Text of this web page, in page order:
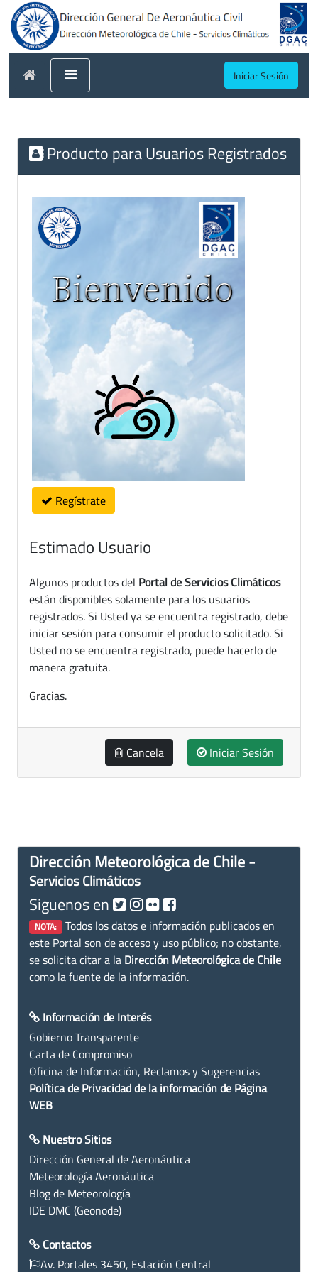
Iniciar Sesión
Producto para Usuarios Registrados
Regístrate
Estimado Usuario
Algunos productos del Portal de Servicios Climáticos
están disponibles solamente para los usuarios
registrados. Si Usted ya se encuentra registrado, debe
iniciar sesión para consumir el producto solicitado. Si
Usted no se encuentra registrado, puede hacerlo de
manera gratuita.
Gracias.
Cancela Iniciar Sesión
Dirección Meteorológica de Chile -
Servicios Climáticos
Siguenos en
NOTA: Todos los datos e información publicados en
este Portal son de acceso y uso público; no obstante,
se solicita citar a la Dirección Meteorológica de Chile
como la fuente de la información.
Información de Interés
Gobierno Transparente
Carta de Compromiso
Oficina de Información, Reclamos y Sugerencias
Política de Privacidad de la información de Página
WEB
Nuestro Sitios
Dirección General de Aeronáutica
Meteorología Aeronáutica
Blog de Meteorología
IDE DMC (Geonode)
Contactos
Av. Portales 3450, Estación Central